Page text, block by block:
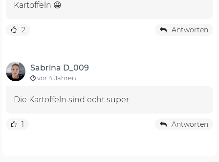
Kartoffeln 😀
2 Antworten
Sabrina D_009
vor 4 Jahren
Die Kartoffeln sind echt super.
1 Antworten